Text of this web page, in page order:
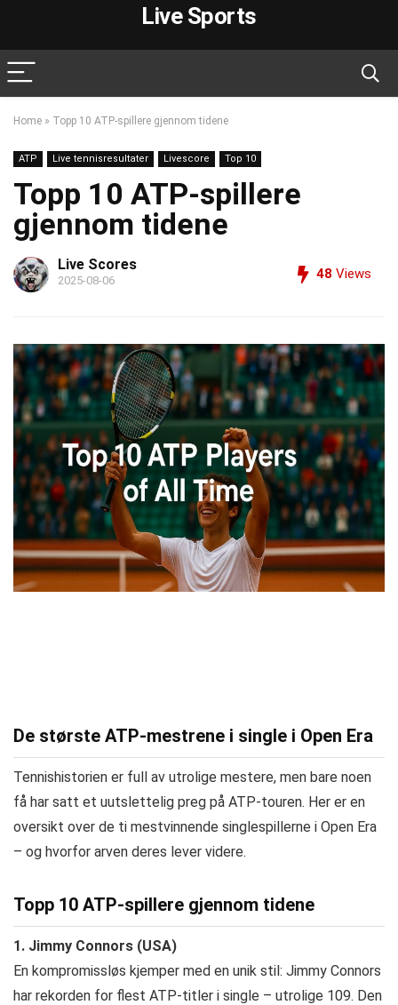
Live Sports
Home » Topp 10 ATP-spillere gjennom tidene
ATP Live tennisresultater Livescore Top 10
Topp 10 ATP-spillere
gjennom tidene
Live Scores
2025-08-06 48 Views
De største ATP-mestrene i single i Open Era
Tennishistorien er full av utrolige mestere, men bare noen
få har satt et uutslettelig preg på ATP-touren. Her er en
oversikt over de ti mestvinnende singlespillerne i Open Era
– og hvorfor arven deres lever videre.
Topp 10 ATP-spillere gjennom tidene
1. Jimmy Connors (USA)
En kompromissløs kjemper med en unik stil: Jimmy Connors
har rekorden for flest ATP-titler i single – utrolige 109. Den